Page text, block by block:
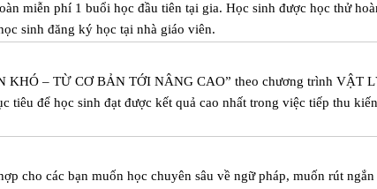
miễn phí 1 buổi học đầu tiên tại gia. Học sinh được học thử
sinh đăng ký học tại nhà giáo viên.
KHÓ – TỪ CƠ BẢN TỚI NÂNG CAO” theo chương trình VẬT
tiêu để học sinh đạt được kết quả cao nhất trong việc tiếp thu
cho các bạn muốn học chuyên sâu về ngữ pháp, muốn rút